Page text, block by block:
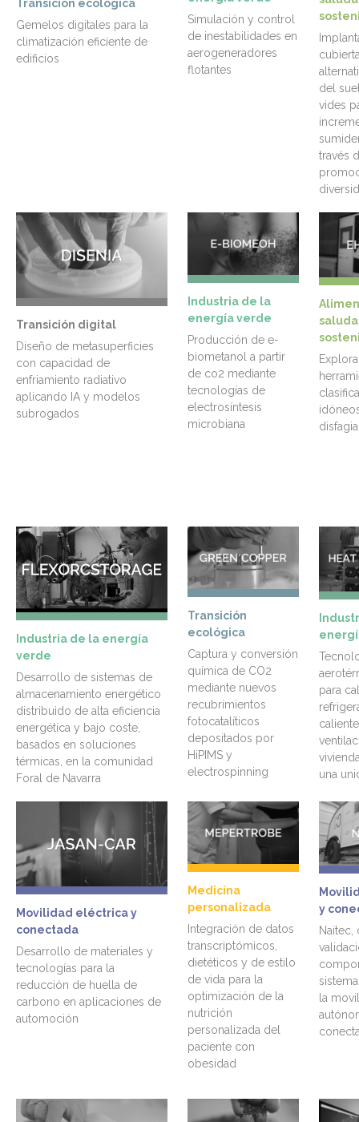
Transición ecológica
Gemelos digitales para la
climatización eficiente de
edificios
Simulación y control
de inestabilidades en
aerogeneradores
flotantes
del
vides
través
Transición digital
Diseño de metasuperficies
con capacidad de
enfriamiento radiativo
aplicando IA y modelos
subrogados
Industria de la
energía verde
Producción de e-
biometanol a partir
de co2 mediante
tecnologías de
electrosíntesis
microbiana
Industria de la energía
verde
Desarrollo de sistemas de
almacenamiento energético
distribuido de alta eficiencia
energética y bajo coste,
basados en soluciones
térmicas, en la comunidad
Foral de Navarra
Transición
ecológica
Captura y conversión
química de CO2
mediante nuevos
recubrimientos
fotocatalíticos
depositados por
HiPIMS y
electrospinning
para
una
Movilidad eléctrica y
conectada
Desarrollo de materiales y
tecnologías para la
reducción de huella de
carbono en aplicaciones de
automoción
Medicina
personalizada
Integración de datos
transcriptómicos,
dietéticos y de estilo
de vida para la
optimización de la
nutrición
personalizada del
paciente con
obesidad
y
Naitec,
la